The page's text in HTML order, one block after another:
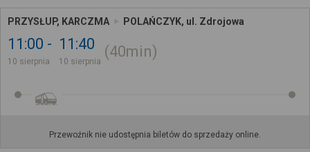
PRZYSŁUP, KARCZMA POLAŃCZYK, ul. Zdrojowa
11:00
10 sierpnia
11:40
10 sierpnia
40min
Przewoźnik nie udostępnia biletów do sprzedaży online.